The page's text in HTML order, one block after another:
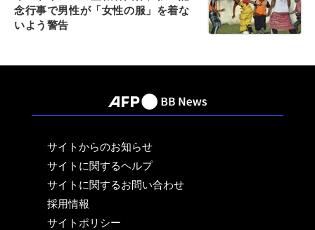
念行事で男性が「女性の服」を着な
いよう警告
サイトからのお知らせ
サイトに関するヘルプ
サイトに関するお問い合わせ
採用情報
サイトポリシー